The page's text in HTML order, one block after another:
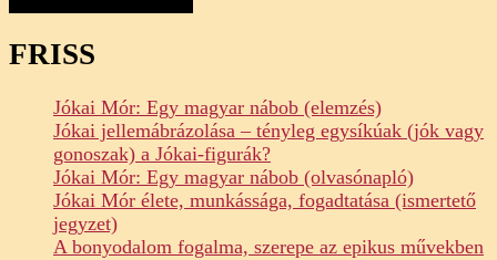
FRISS
Jókai Mór: Egy magyar nábob (elemzés)
Jókai jellemábrázolása – tényleg egysíkúak (jók vagy
gonoszak) a Jókai-figurák?
Jókai Mór: Egy magyar nábob (olvasónapló)
Jókai Mór élete, munkássága, fogadtatása (ismertető
jegyzet)
A bonyodalom fogalma, szerepe az epikus művekben